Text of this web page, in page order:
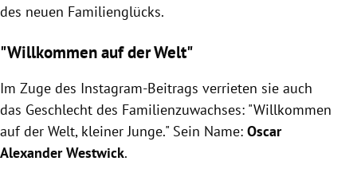
des neuen Familienglücks.
"Willkommen auf der Welt"
Im Zuge des Instagram-Beitrags verrieten sie auch
das Geschlecht des Familienzuwachses: "Willkommen
auf der Welt, kleiner Junge." Sein Name: Oscar
Alexander Westwick.